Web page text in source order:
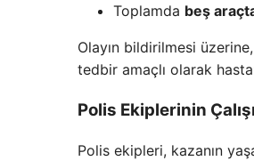
Toplamda beş
Olayın bildirilmesi
tedbir amaçlı olarak
Polis Ekiplerinin
Polis ekipleri, kazanın